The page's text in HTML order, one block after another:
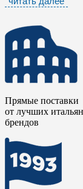
себе
требованиями к
отделки и
возможности
интегрировать
традиционные
Керамический
работы в сфере
эстетические
становится
визуальным
Прямые поставки
от лучших
брендов